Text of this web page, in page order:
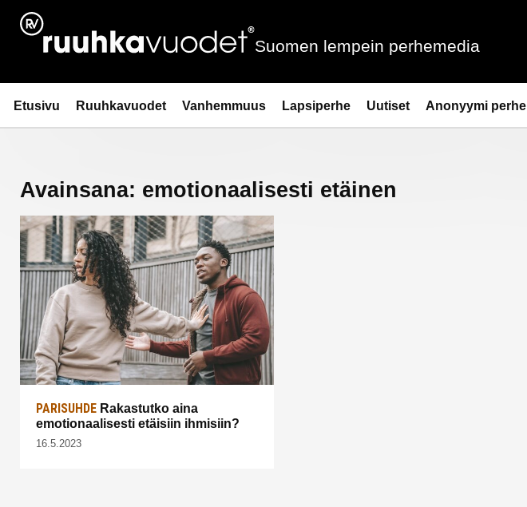
Siirry
sisältöön
Ruuhkavuodet.fi
Suomen lempein perhemedia
Etusivu Ruuhkavuodet Vanhemmuus Lapsiperhe Uutiset Anonyymi perhe
Avainsana: emotionaalisesti etäinen
PARISUHDE Rakastutko aina
emotionaalisesti etäisiin ihmisiin?
16.5.2023